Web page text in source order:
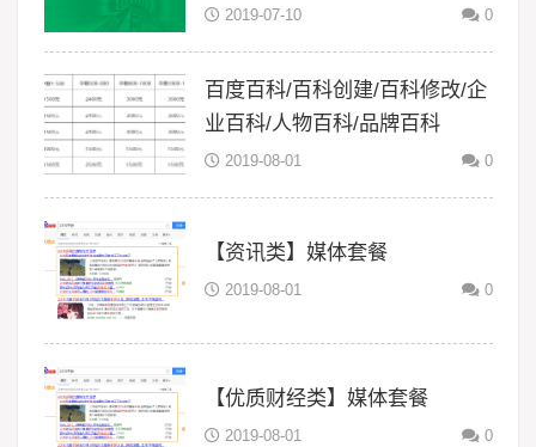
2019-07-10 0
百度百科/百科创建/百科修改/企
业百科/人物百科/品牌百科
2019-08-01 0
【资讯类】媒体套餐
2019-08-01 0
【优质财经类】媒体套餐
2019-08-01 0